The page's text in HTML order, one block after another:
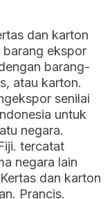
dan karton
ekspor
barang-
atau karton.
senilai
untuk
negara.
tercatat
negara lain
dan karton
Prancis.